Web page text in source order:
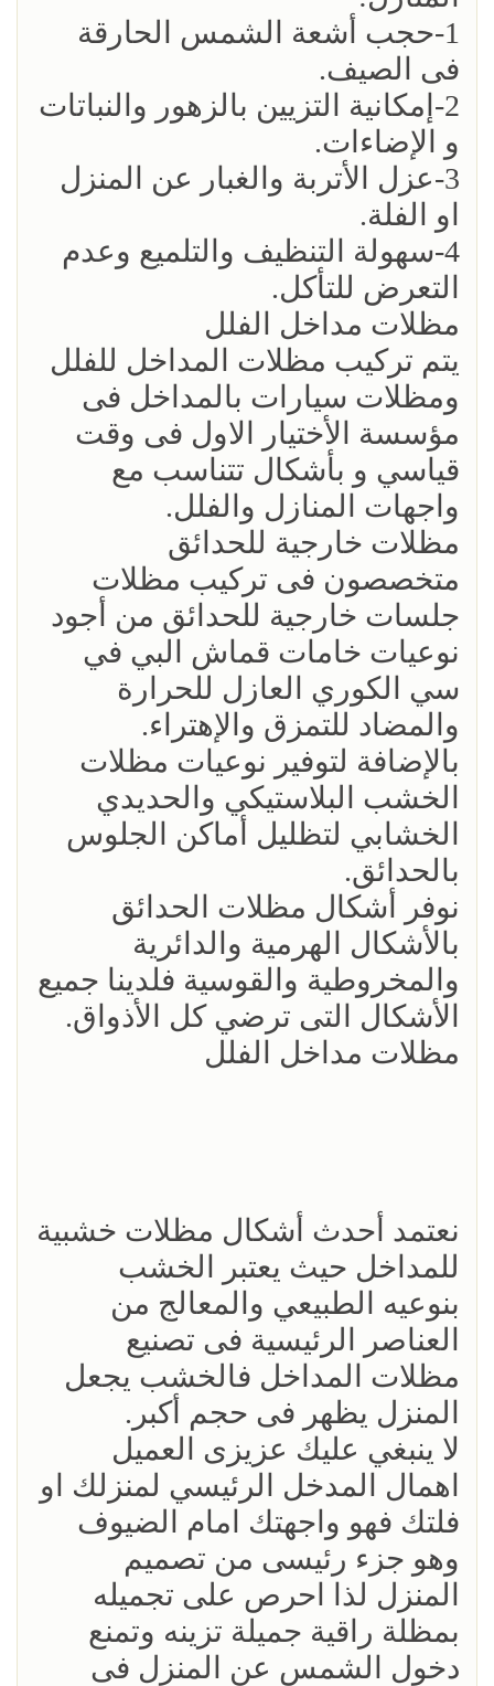
1-حجب أشعة الشمس الحارقة
فى الصيف.
2-إمكانية التزيين بالزهور والنباتات
و الإضاءات.
3-عزل الأتربة والغبار عن المنزل
او الفلة.
4-سهولة التنظيف والتلميع وعدم
التعرض للتأكل.
مظلات مداخل الفلل
يتم تركيب مظلات المداخل للفلل
ومظلات سيارات بالمداخل فى
مؤسسة الأختيار الاول فى وقت
قياسي و بأشكال تتناسب مع
واجهات المنازل والفلل.
مظلات خارجية للحدائق
متخصصون فى تركيب مظلات
جلسات خارجية للحدائق من أجود
نوعيات خامات قماش البي في
سي الكوري العازل للحرارة
والمضاد للتمزق والإهتراء.
بالإضافة لتوفير نوعيات مظلات
الخشب البلاستيكي والحديدي
الخشابي لتظليل أماكن الجلوس
بالحدائق.
نوفر أشكال مظلات الحدائق
بالأشكال الهرمية والدائرية
والمخروطية والقوسية فلدينا جميع
الأشكال التى ترضي كل الأذواق.
مظلات مداخل الفلل
نعتمد أحدث أشكال مظلات خشبية
للمداخل حيث يعتبر الخشب
بنوعيه الطبيعي والمعالج من
العناصر الرئيسية فى تصنيع
مظلات المداخل فالخشب يجعل
المنزل يظهر فى حجم أكبر.
لا ينبغي عليك عزيزى العميل
اهمال المدخل الرئيسي لمنزلك او
فلتك فهو واجهتك امام الضيوف
وهو جزء رئيسى من تصميم
المنزل لذا احرص على تجميله
بمظلة راقية جميلة تزينه وتمنع
دخول الشمس عن المنزل فى